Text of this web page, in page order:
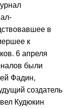
в
к
6 апреля
были
Фадин,
создатель
Кудюкин